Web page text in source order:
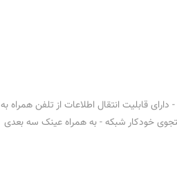
قابلیت انتقال اطلاعات از تلفن همراه به
خودکار شبکه - به همراه عینک سه بعدی